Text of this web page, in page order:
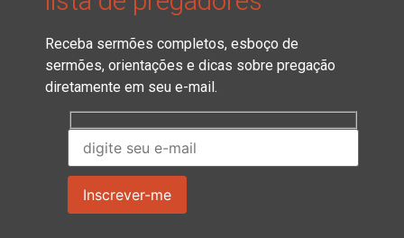
Receba sermões completos, esboço de
sermões, orientações e dicas sobre pregação
diretamente em seu e-mail.